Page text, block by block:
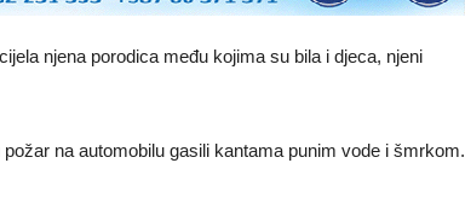
njena porodica među kojima su bila i djeca, njeni
na automobilu gasili kantama punim vode i šmrkom.